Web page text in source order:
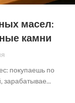
масел:
камни
покупаешь по
зарабатывае...